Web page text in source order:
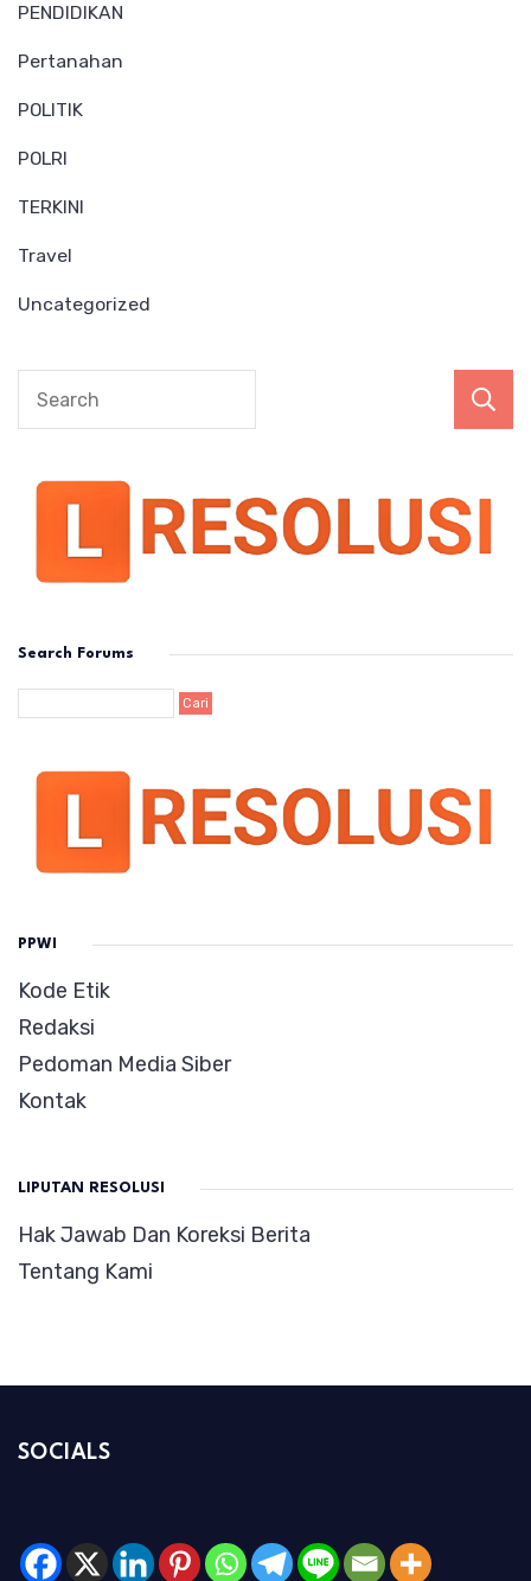
PENDIDIKAN
Pertanahan
POLITIK
POLRI
TERKINI
Travel
Uncategorized
Search Forums
PPWI
Kode Etik
Redaksi
Pedoman Media Siber
Kontak
LIPUTAN RESOLUSI
Hak Jawab Dan Koreksi Berita
Tentang Kami
SOCIALS